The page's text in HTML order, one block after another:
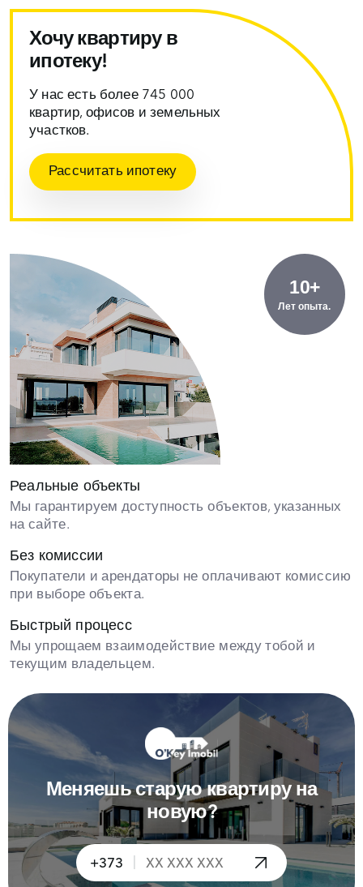
Хочу квартиру в
ипотеку!
У нас есть более 745 000
квартир, офисов и земельных
участков.
Рассчитать ипотеку
10+
Лет опыта.
Реальные объекты
Мы гарантируем доступность объектов, указанных
на сайте.
Без комиссии
Покупатели и арендаторы не оплачивают комиссию
при выборе объекта.
Быстрый процесс
Мы упрощаем взаимодействие между тобой и
текущим владельцем.
Меняешь старую квартиру на
новую?
+373